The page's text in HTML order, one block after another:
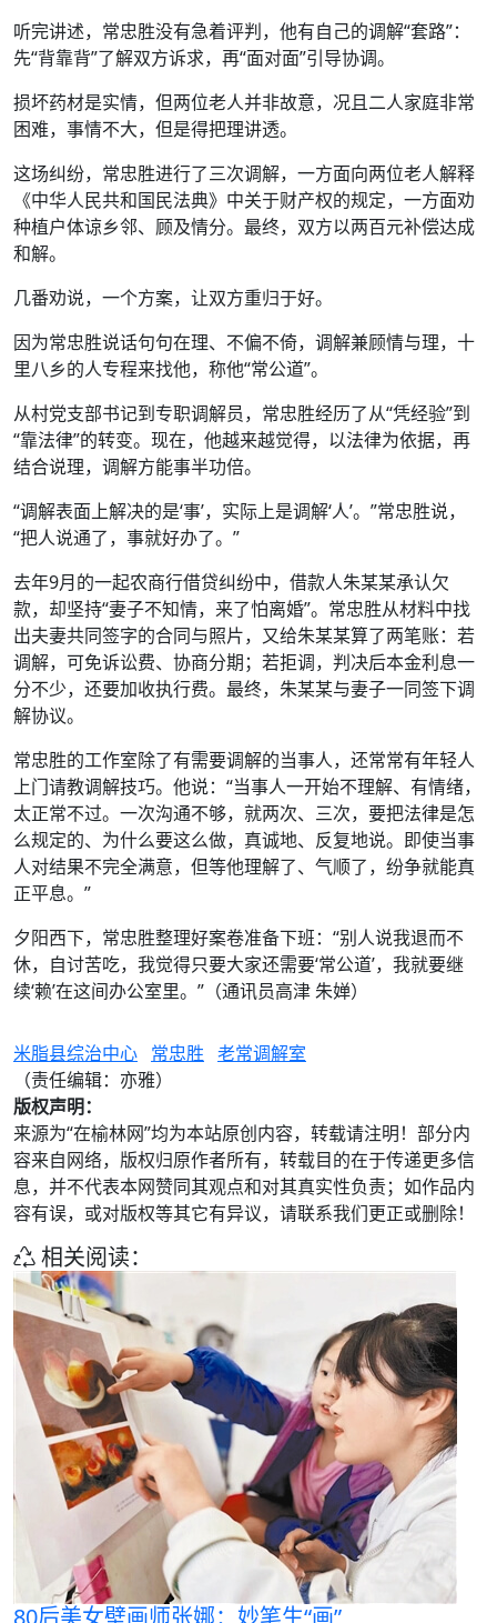
听完讲述，常忠胜没有急着评判，他有自己的调解“套路”：
先“背靠背”了解双方诉求，再“面对面”引导协调。
损坏药材是实情，但两位老人并非故意，况且二人家庭非常
困难，事情不大，但是得把理讲透。
这场纠纷，常忠胜进行了三次调解，一方面向两位老人解释
《中华人民共和国民法典》中关于财产权的规定，一方面劝
种植户体谅乡邻、顾及情分。最终，双方以两百元补偿达成
和解。
几番劝说，一个方案，让双方重归于好。
因为常忠胜说话句句在理、不偏不倚，调解兼顾情与理，十
里八乡的人专程来找他，称他“常公道”。
从村党支部书记到专职调解员，常忠胜经历了从“凭经验”到
“靠法律”的转变。现在，他越来越觉得，以法律为依据，再
结合说理，调解方能事半功倍。
“调解表面上解决的是‘事’，实际上是调解‘人’。”常忠胜说，
“把人说通了，事就好办了。”
去年9月的一起农商行借贷纠纷中，借款人朱某某承认欠
款，却坚持“妻子不知情，来了怕离婚”。常忠胜从材料中找
出夫妻共同签字的合同与照片，又给朱某某算了两笔账：若
调解，可免诉讼费、协商分期；若拒调，判决后本金利息一
分不少，还要加收执行费。最终，朱某某与妻子一同签下调
解协议。
常忠胜的工作室除了有需要调解的当事人，还常常有年轻人
上门请教调解技巧。他说：“当事人一开始不理解、有情绪，
太正常不过。一次沟通不够，就两次、三次，要把法律是怎
么规定的、为什么要这么做，真诚地、反复地说。即使当事
人对结果不完全满意，但等他理解了、气顺了，纷争就能真
正平息。”
夕阳西下，常忠胜整理好案卷准备下班：“别人说我退而不
休，自讨苦吃，我觉得只要大家还需要‘常公道’，我就要继
续‘赖’在这间办公室里。”（通讯员高津 朱婵）
米脂县综治中心 常忠胜 老常调解室
（责任编辑：亦雅）
版权声明：
来源为“在榆林网”均为本站原创内容，转载请注明！部分内
容来自网络，版权归原作者所有，转载目的在于传递更多信
息，并不代表本网赞同其观点和对其真实性负责；如作品内
容有误，或对版权等其它有异议，请联系我们更正或删除！
相关阅读：
80后美女壁画师张娜：妙笔生“画”